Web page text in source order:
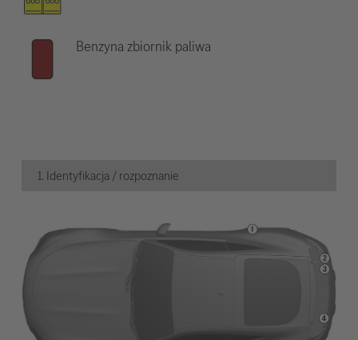
Benzyna zbiornik paliwa
1. Identyfikacja / rozpoznanie